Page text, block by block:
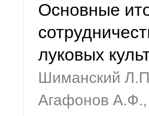
Основные
луковых
Шиманский
Агафонов А.Ф.,